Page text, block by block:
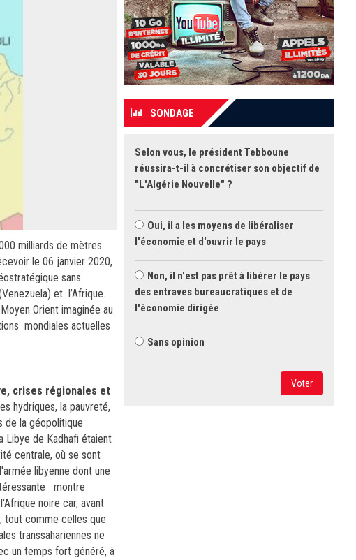
milliards de mètres
le 06 janvier 2020,
sans
et l’Afrique.
Orient imaginée au
mondiales actuelles
crises régionales et
hydriques, la pauvreté,
de la géopolitique
Libye de Kadhafi étaient
centrale, où se sont
libyenne dont une
montre
noire car, avant
tout comme celles que
transsahariennes ne
un temps fort généré, à
SONDAGE
Selon vous, le président Tebboune
réussira-t-il à concrétiser son objectif de
"L'Algérie Nouvelle" ?
Oui, il a les moyens de libéraliser
l'économie et d'ouvrir le pays
Non, il n'est pas prêt à libérer le pays
des entraves bureaucratiques et de
l'économie dirigée
Sans opinion
Voter